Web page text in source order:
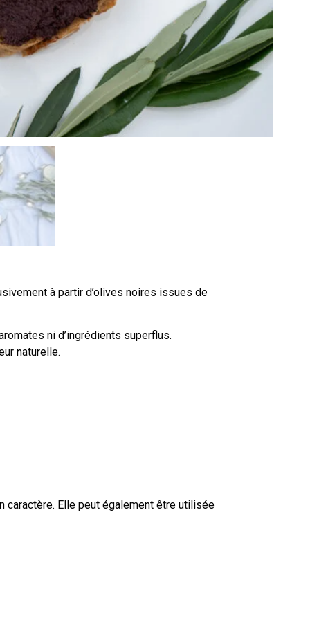
à partir d’olives noires issues de
ni d’ingrédients superflus.
naturelle.
caractère. Elle peut également être utilisée